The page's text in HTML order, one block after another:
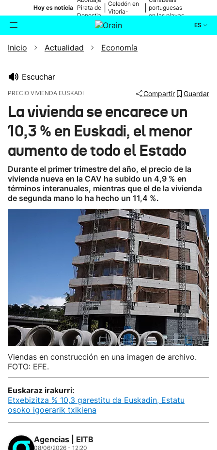
Hoy es noticia Pirata de
Donostia
Celedón en
Vitoria-
portuguesas
en las playas
ES
Buscador Actualidad
Ikusmiran
Eguraldia
Inicio Actualidad Economía
Escuchar
PRECIO VIVIENDA EUSKADI Compartir Guardar
La vivienda se encarece un
10,3 % en Euskadi, el menor
aumento de todo el Estado
Durante el primer trimestre del año, el precio de la
vivienda nueva en la CAV ha subido un 4,9 % en
términos interanuales, mientras que el de la vivienda
de segunda mano lo ha hecho un 11,4 %.
Viendas en construcción en una imagen de archivo.
FOTO: EFE.
Euskaraz irakurri:
Etxebizitza % 10,3 garestitu da Euskadin, Estatu
osoko igoerarik txikiena
Agencias | EITB
08/06/2026 - 12:20